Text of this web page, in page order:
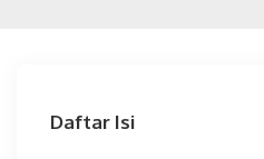
Daftar Isi